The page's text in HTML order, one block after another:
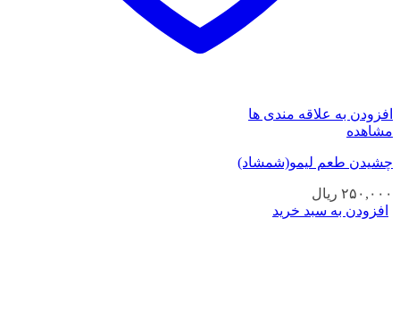
افزودن به علاقه مندی ها
مشاهده
چشیدن طعم لیمو(شمشاد)
۲۵۰,۰۰۰ ریال
افزودن به سبد خرید